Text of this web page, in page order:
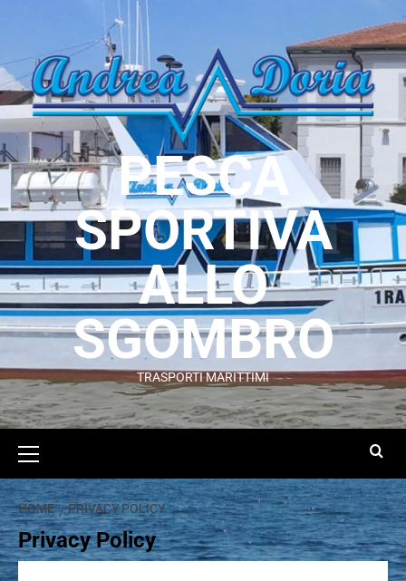
PESCA
SPORTIVA
ALLO
SGOMBRO
TRASPORTI MARITTIMI
HOME PRIVACY POLICY
Privacy Policy